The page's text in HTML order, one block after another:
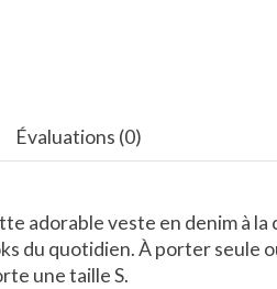
Évaluations (0)
adorable veste en denim à
du quotidien. À porter seule
une taille S.